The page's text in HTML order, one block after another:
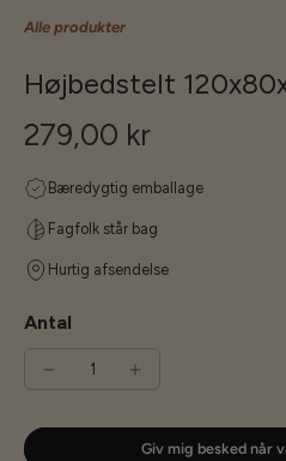
Alle produkter
Højbedstelt
279,00 kr
Bæredygtig emballage
Fagfolk står bag
Hurtig afsendelse
Antal
Giv mig besked når